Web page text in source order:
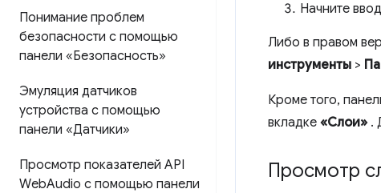
Понимание проблем
безопасности с помощью
панели «Безопасность»
Эмуляция датчиков
устройства с помощью
панели «Датчики»
Просмотр показателей API
WebAudio с помощью панели
Начните
Либо в правом
инструменты >
Кроме того,
вкладке «Слои» .
Просмотр